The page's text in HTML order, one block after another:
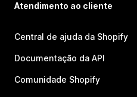
Atendimento ao cliente
Central de ajuda da Shopify
Documentação da API
Comunidade Shopify